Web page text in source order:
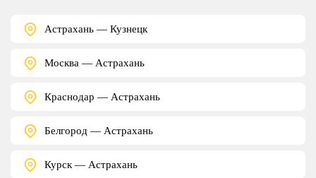
Астрахань — Кузнецк
Москва — Астрахань
Краснодар — Астрахань
Белгород — Астрахань
Курск — Астрахань